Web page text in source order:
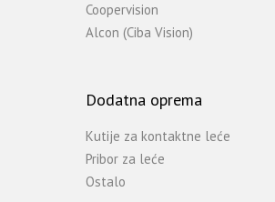
Coopervision
Alcon (Ciba Vision)
Dodatna oprema
Kutije za kontaktne leće
Pribor za leće
Ostalo